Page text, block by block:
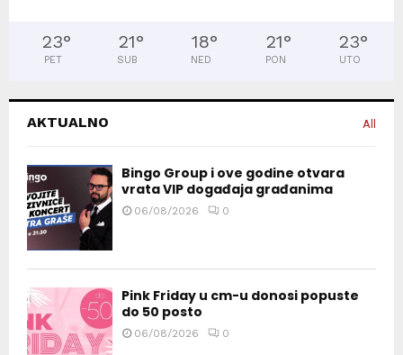
23°
PET
21°
SUB
18°
NED
21°
PON
23°
UTO
AKTUALNO All
Bingo Group i ove godine otvara
vrata VIP događaja građanima
06/08/2026 0
Pink Friday u cm-u donosi popuste
do 50 posto
06/08/2026 0